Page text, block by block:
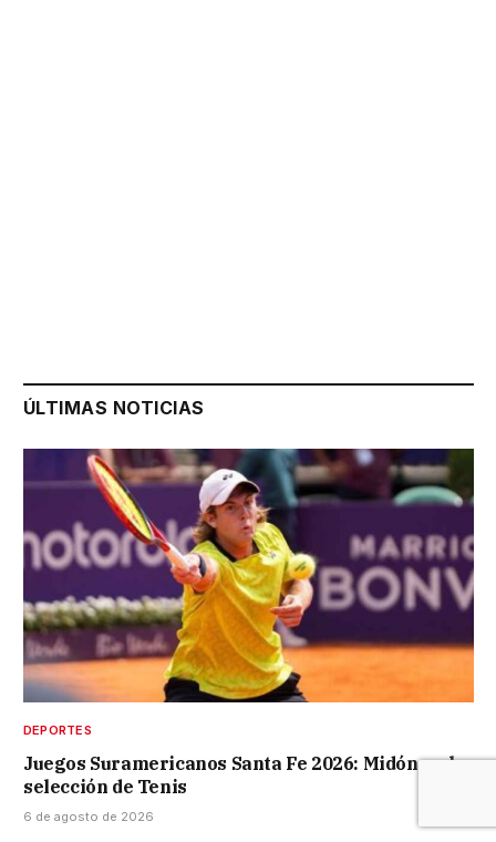
ÚLTIMAS NOTICIAS
DEPORTES
Juegos Suramericanos Santa Fe 2026: Midón en la
selección de Tenis
6 de agosto de 2026